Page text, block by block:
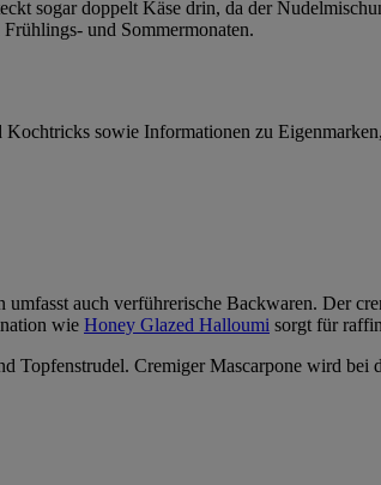
sogar doppelt Käse drin, da der
und Sommermonaten.
sowie Informationen zu
auch verführerische Backwaren. Der
wie Honey Glazed Halloumi sorgt für
Topfenstrudel. Cremiger Mascarpone wird bei